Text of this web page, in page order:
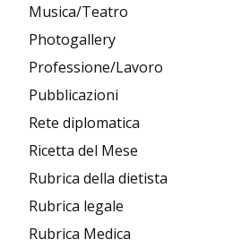
Musica/Teatro
Photogallery
Professione/Lavoro
Pubblicazioni
Rete diplomatica
Ricetta del Mese
Rubrica della dietista
Rubrica legale
Rubrica Medica